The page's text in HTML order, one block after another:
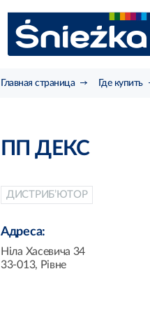
Главная страница Где купить
ПП ДЕКС
ДИСТРИБ’ЮТОР
Адреса:
Ніла Хасевича 34
33-013, Рівне